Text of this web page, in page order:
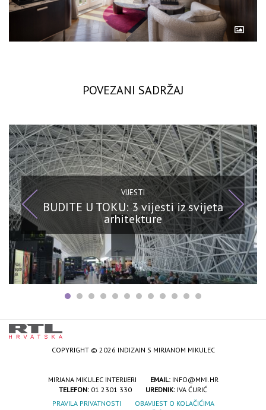
POVEZANI SADRŽAJ
VIJESTI
BUDITE U TOKU: 3 vijesti iz svijeta
arhitekture
COPYRIGHT © 2026 INDIZAJN S MIRJANOM MIKULEC
MIRJANA MIKULEC INTERIJERI EMAIL: INFO@MMI.HR
TELEFON: 01 2301 330 UREDNIK: IVA ĆURIĆ
PRAVILA PRIVATNOSTI
OBAVIJEST O KOLAČIĆIMA